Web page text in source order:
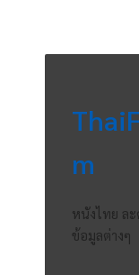
m
หนังไทย ล
ข้อมูลต่างๆ